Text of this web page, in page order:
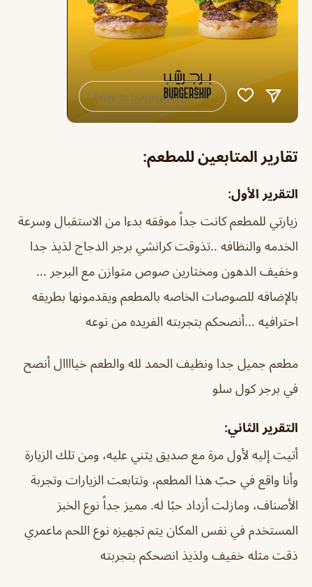
تقارير المتابعين للمطعم:
التقرير الأول:
زيارتي للمطعم كانت جداً موفقه بدءا من الاستقبال وسرعة
الخدمه والنظافه ..تذوقت كرانشي برجر الدجاج لذيذ جدا
وخفيف الدهون ومختارين صوص متوازن مع البرجر …
بالإضافه للصوصات الخاصه بالمطعم ويقدمونها بطريقه
احترافيه …أنصحكم بتجربته الفريده من نوعه
مطعم جميل جدا ونظيف الحمد لله والطعم خياااال أنصح
في برجر كول سلو
التقرير الثاني:
أتيت إليه لأول مرة مع صديق يثني عليه، ومن تلك الزيارة
وأنا واقع في حبّ هذا المطعم، وتتابعت الزيارات وتجربة
الأصناف، ومازلت أزداد حبًا له. مميز جداً نوع الخبز
المستخدم في نفس المكان يتم تجهيزه نوع اللحم ماعمري
ذقت مثله خفيف ولذيذ انصحكم بتجربته